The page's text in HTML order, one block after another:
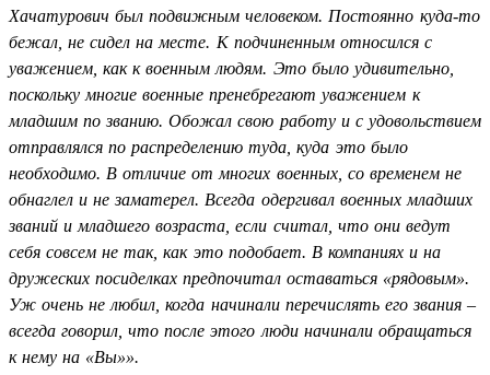
Хачатурович был подвижным человеком. Постоянно куда-то
бежал, не сидел на месте. К подчиненным относился с
уважением, как к военным людям. Это было удивительно,
поскольку многие военные пренебрегают уважением к
младшим по званию. Обожал свою работу и с удовольствием
отправлялся по распределению туда, куда это было
необходимо. В отличие от многих военных, со временем не
обнаглел и не заматерел. Всегда одергивал военных младших
званий и младшего возраста, если считал, что они ведут
себя совсем не так, как это подобает. В компаниях и на
дружеских посиделках предпочитал оставаться «рядовым».
Уж очень не любил, когда начинали перечислять его звания –
всегда говорил, что после этого люди начинали обращаться
к нему на «Вы»».